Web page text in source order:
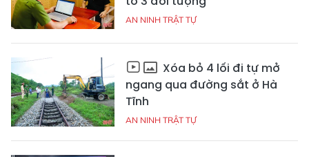
AN NINH TRẬT TỰ
Xóa bỏ 4 lối đi tự mở
ngang qua đường sắt ở Hà
Tĩnh
AN NINH TRẬT TỰ